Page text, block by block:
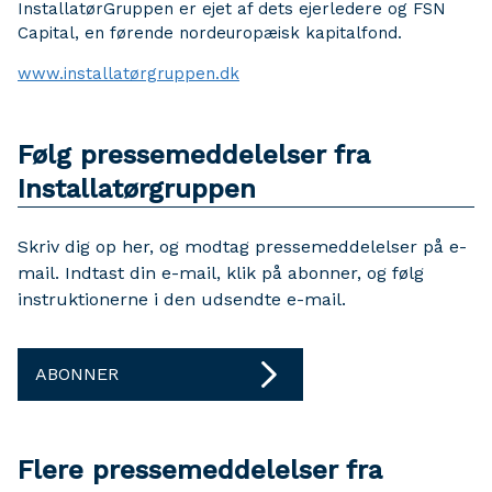
InstallatørGruppen er ejet af dets ejerledere og FSN
Capital, en førende nordeuropæisk kapitalfond.
www.installatørgruppen.dk
Følg pressemeddelelser fra
Installatørgruppen
Skriv dig op her, og modtag pressemeddelelser på e-
mail. Indtast din e-mail, klik på abonner, og følg
instruktionerne i den udsendte e-mail.
ABONNER
Flere pressemeddelelser fra